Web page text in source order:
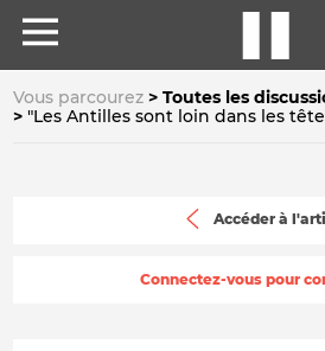
Vous parcourez
Toutes les
"Les Antilles sont loin dans les
Accéder à
Connectez-vous pour